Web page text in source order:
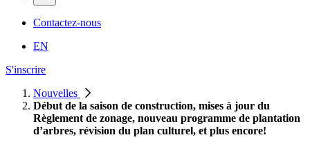
Contactez-nous
EN
S'inscrire
Nouvelles
Début de la saison de construction, mises à jour du
Règlement de zonage, nouveau programme de plantation
d’arbres, révision du plan culturel, et plus encore!